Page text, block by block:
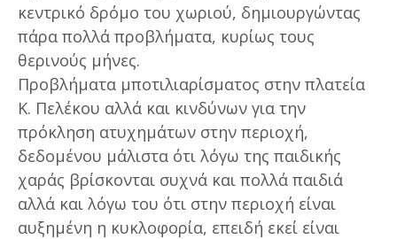
κεντρικό δρόμο του χωριού, δημιουργώντας
πάρα πολλά προβλήματα, κυρίως τους
θερινούς μήνες.
Προβλήματα μποτιλιαρίσματος στην πλατεία
Κ. Πελέκου αλλά και κινδύνων για την
πρόκληση ατυχημάτων στην περιοχή,
δεδομένου μάλιστα ότι λόγω της παιδικής
χαράς βρίσκονται συχνά και πολλά παιδιά
αλλά και λόγω του ότι στην περιοχή είναι
αυξημένη η κυκλοφορία, επειδή εκεί είναι